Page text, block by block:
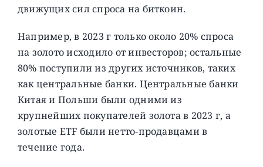
движущих сил спроса на биткоин.
Например, в 2023 г только около 20% спроса
на золото исходило от инвесторов; остальные
80% поступили из других источников, таких
как центральные банки. Центральные банки
Китая и Польши были одними из
крупнейших покупателей золота в 2023 г, а
золотые ETF были нетто-продавцами в
течение года.